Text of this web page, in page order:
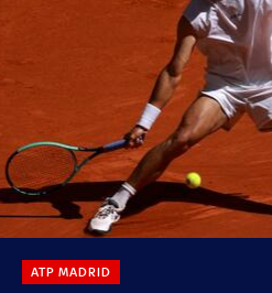
ATP MADRID